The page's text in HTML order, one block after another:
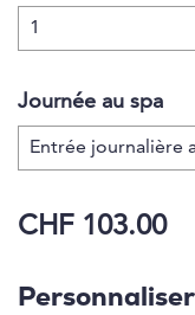
Constance. Les
selon le niveau
lac.
Journée au spa
CHF 103.00